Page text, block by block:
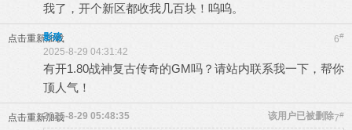
我了，开个新区都收我几百块！呜呜。
点击重新加载 6#
影殇
2025-8-29 04:31:42
有开1.80战神复古传奇的GM吗？请站内联系我一下，帮你
顶人气！
点击重新加载 7#
该用户已被删除
2025-8-29 05:48:35